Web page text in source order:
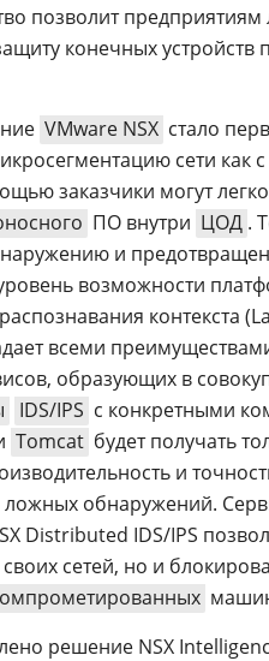
позволит
конечных
VMware NSX стало
сети как с
заказчики могут
ПО внутри ЦОД .
и
возможности
контекста
всеми
образующих в
IDS/IPS с конкретными
Tomcat будет получать
и
ложных обнаружений.
Distributed IDS/IPS
сетей, но и
решение NSX